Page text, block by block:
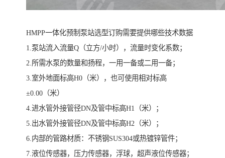
HMPP一体化预制泵站选型订购需要提供哪些技术数据
1.泵站流入流量Q（立方/小时），流量时变化系数；
2.所需水泵的数量和扬程，一用一备或二用一备；
3.室外地面标高H0（米），也可使用相对标高
±0.00（米）
4.进水管外接管径DN及管中标高H1（米）；
5.出水管外接管径DN及管中标高H2（米）；
6.内部的管路材质：不锈钢SUS304或热镀锌管件；
7.液位传感器，压力传感器，浮球，超声液位传感器；